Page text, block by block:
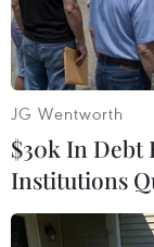
JG Wentworth
$30k In Debt
Institutions